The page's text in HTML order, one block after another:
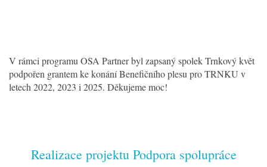
V rámci programu OSA Partner byl zapsaný spolek Trnkový květ
podpořen grantem ke konání Benefičního plesu pro TRNKU v
letech 2022, 2023 i 2025. Děkujeme moc!
Realizace projektu Podpora spolupráce